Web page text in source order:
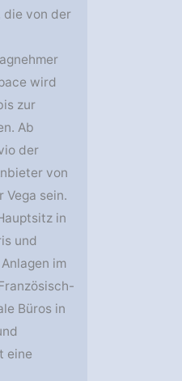
die von der
wird
zur
Ab
der
von
sein.
in
und
im
Büros in
eine